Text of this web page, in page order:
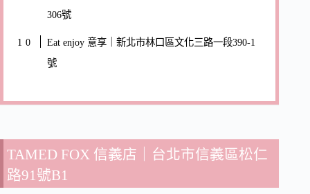
306號
Eat enjoy 意享｜新北市林口區文化三路一段390-1
號
TAMED FOX 信義店 ｜台北市信義區松仁
路91號B1